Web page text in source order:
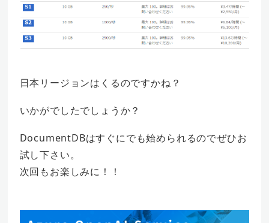
日本リージョンはくるのですかね？
いかがでしたでしょうか？
DocumentDBはすぐにでも始められるのでぜひお
試し下さい。
次回もお楽しみに！！